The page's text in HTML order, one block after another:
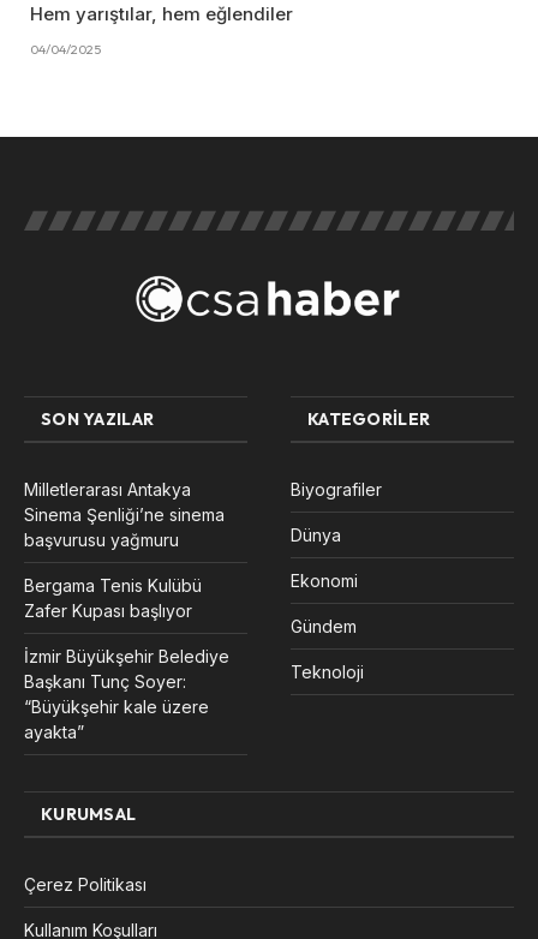
Hem yarıştılar, hem eğlendiler
04/04/2025
SON YAZILAR
Milletlerarası Antakya
Sinema Şenliği’ne sinema
başvurusu yağmuru
Bergama Tenis Kulübü
Zafer Kupası başlıyor
İzmir Büyükşehir Belediye
Başkanı Tunç Soyer:
“Büyükşehir kale üzere
ayakta”
KATEGORILER
Biyografiler
Dünya
Ekonomi
Gündem
Teknoloji
KURUMSAL
Çerez Politikası
Kullanım Koşulları